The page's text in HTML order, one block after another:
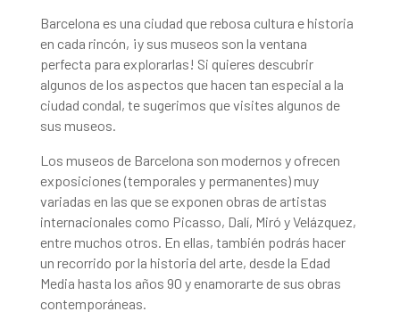
Barcelona es una ciudad que rebosa cultura e historia
en cada rincón, ¡y sus museos son la ventana
perfecta para explorarlas! Si quieres descubrir
algunos de los aspectos que hacen tan especial a la
ciudad condal, te sugerimos que visites algunos de
sus museos.
Los museos de Barcelona son modernos y ofrecen
exposiciones (temporales y permanentes) muy
variadas en las que se exponen obras de artistas
internacionales como Picasso, Dalí, Miró y Velázquez,
entre muchos otros. En ellas, también podrás hacer
un recorrido por la historia del arte, desde la Edad
Media hasta los años 90 y enamorarte de sus obras
contemporáneas.